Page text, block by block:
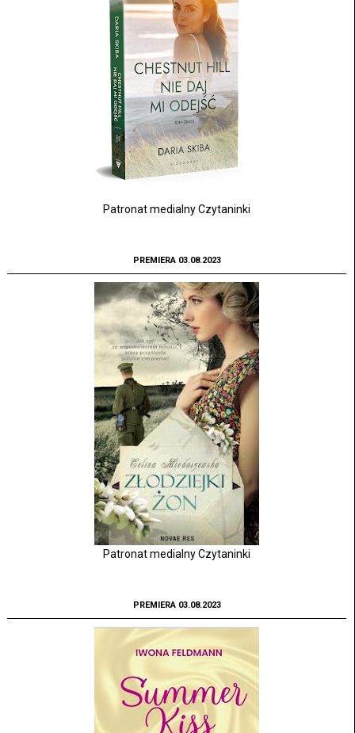
Patronat medialny Czytaninki
PREMIERA 03.08.2023
Patronat medialny Czytaninki
PREMIERA 03.08.2023